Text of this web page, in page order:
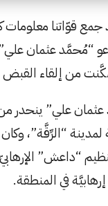
قوّاتنا معلومات
“مُحمَّد عثمان
من إلقاء القبض
عثمان علي” ينحدر
لمدينة “الرِّقَّة”،
“داعش”
في المنطقة.